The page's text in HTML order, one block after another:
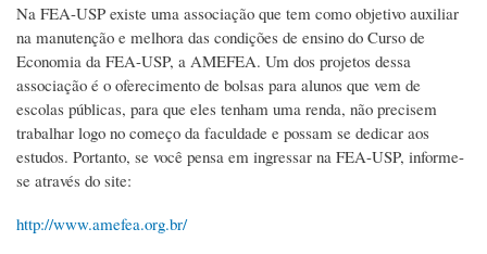
Na FEA-USP existe uma associação que tem como objetivo auxiliar
na manutenção e melhora das condições de ensino do Curso de
Economia da FEA-USP, a AMEFEA. Um dos projetos dessa
associação é o oferecimento de bolsas para alunos que vem de
escolas públicas, para que eles tenham uma renda, não precisem
trabalhar logo no começo da faculdade e possam se dedicar aos
estudos. Portanto, se você pensa em ingressar na FEA-USP, informe-
se através do site:
http://www.amefea.org.br/